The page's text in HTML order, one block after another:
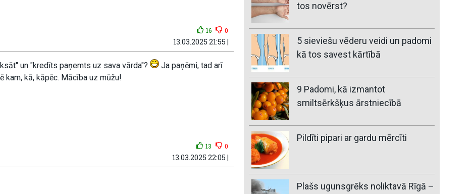
16 0
13.03.2025 21:55 |
un "kredīts paņemts uz sava vārda"?
Ja paņēmi, tad arī
kam, kā, kāpēc. Mācība uz mūžu!
13 0
13.03.2025 22:05 |
tos novērst?
5 sieviešu vēderu veidi un padomi
kā tos savest kārtībā
9 Padomi, kā izmantot
smiltsērkšķus ārstniecībā
Pildīti pipari ar gardu mērcīti
Plašs ugunsgrēks noliktavā Rīgā –